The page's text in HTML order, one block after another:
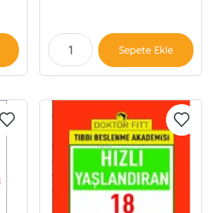
Sepete Ekle